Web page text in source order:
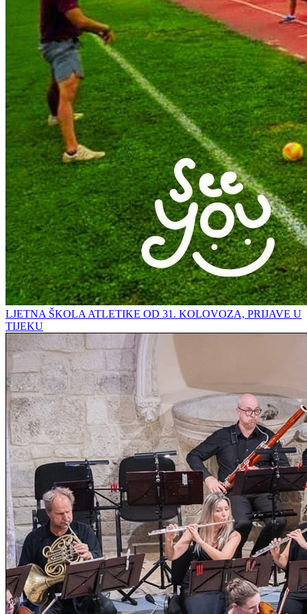
LJETNA ŠKOLA ATLETIKE OD 31. KOLOVOZA, PRIJAVE U
TIJEKU